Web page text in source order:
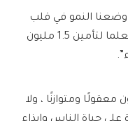
وضعنا النمو في قلب
خططنا كحكومة ، مع خطتنا للتغيير معلما لتأمين 1.5 مليون
ومتوازنًا ، ولا